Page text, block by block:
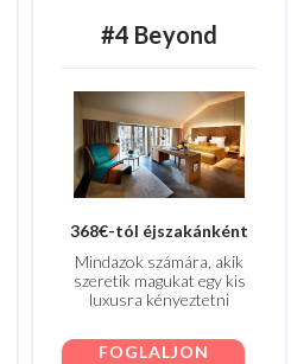
#4 Beyond
368€-tól éjszakánként
Mindazok számára, akik
szeretik magukat egy kis
luxusra kényeztetni
FOGLALJON